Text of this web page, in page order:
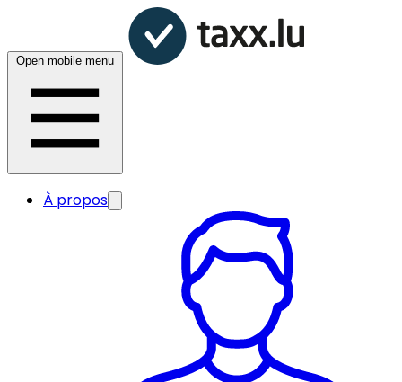
Open mobile menu
À propos